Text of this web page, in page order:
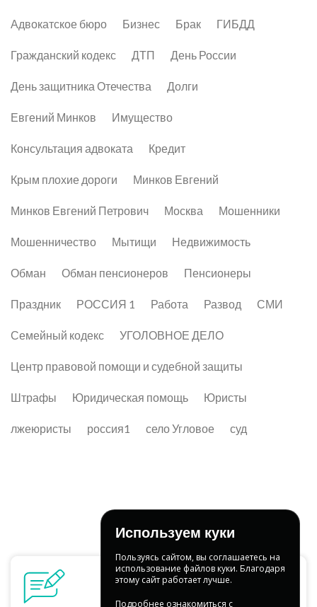
Адвокатское бюро Бизнес Брак ГИБДД
Гражданский кодекс ДТП День России
День защитника Отечества Долги
Евгений Минков Имущество
Консультация адвоката Кредит
Крым плохие дороги Минков Евгений
Минков Евгений Петрович Москва Мошенники
Мошенничество Мытищи Недвижимость
Обман Обман пенсионеров Пенсионеры
Праздник РОССИЯ 1 Работа Развод СМИ
Семейный кодекс УГОЛОВНОЕ ДЕЛО
Центр правовой помощи и судебной защиты
Штрафы Юридическая помощь Юристы
лжеюристы россия1 село Угловое суд
Используем куки
Пользуясь сайтом, вы соглашаетесь на
использование файлов куки. Благодаря
этому сайт работает лучше.
Подробнее ознакомиться с